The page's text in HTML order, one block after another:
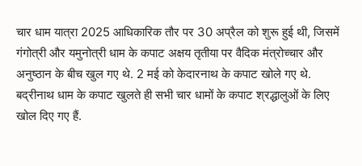
चार धाम यात्रा 2025 आधिकारिक तौर पर 30 अप्रैल को शुरू हुई थी, जिसमें
गंगोत्री और यमुनोत्री धाम के कपाट अक्षय तृतीया पर वैदिक मंत्रोच्चार और
अनुष्ठान के बीच खुल गए थे. 2 मई को केदारनाथ के कपाट खोले गए थे.
बद्रीनाथ धाम के कपाट खुलते ही सभी चार धामों के कपाट श्रद्धालुओं के लिए
खोल दिए गए हैं.